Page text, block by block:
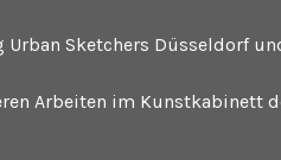
Sketchers Düsseldorf
Arbeiten im Kunstkabinett